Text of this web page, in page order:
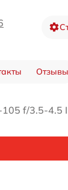
Отзывы
f/3.5-4.5